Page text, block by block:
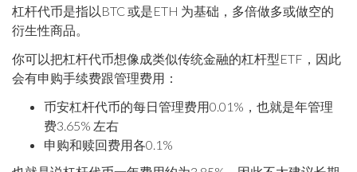
杠杆代币是指以BTC 或是ETH 为基础，多倍做多或做空的
衍生性商品。
你可以把杠杆代币想像成类似传统金融的杠杆型ETF，因此
会有申购手续费跟管理费用：
币安杠杆代币的每日管理费用0.01%，也就是年管理
费3.65% 左右
申购和赎回费用各0.1%